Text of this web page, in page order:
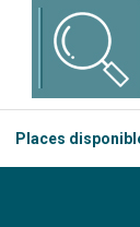
Places